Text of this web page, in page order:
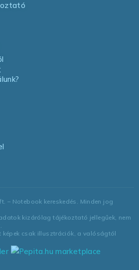
– Notebook kereskedés. Minden jog
kizárólag tájékoztató jellegűek, nem
képek csak illusztrációk, a valóságtól
marketplace